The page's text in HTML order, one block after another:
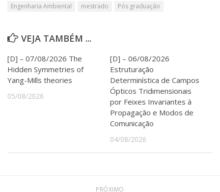
Jornal da USP
Engenharia Ambiental
mestrado Pós graduação
VEJA TAMBÉM ...
[D] – 07/08/2026 The
Hidden Symmetries of
Yang-Mills theories
05/08/2026
[D] – 06/08/2026
Estruturação
Determinística de Campos
Ópticos Tridimensionais
por Feixes Invariantes à
Propagação e Modos de
Comunicação
04/08/2026
PRÓXIMO